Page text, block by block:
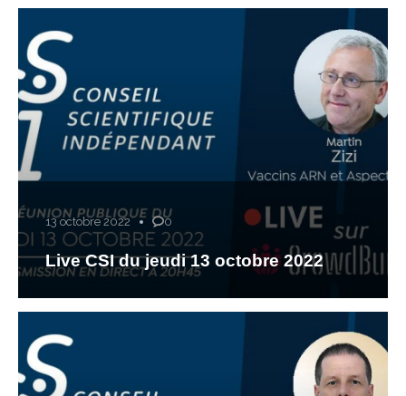
13 octobre 2022 0
Live CSI du jeudi 13 octobre 2022